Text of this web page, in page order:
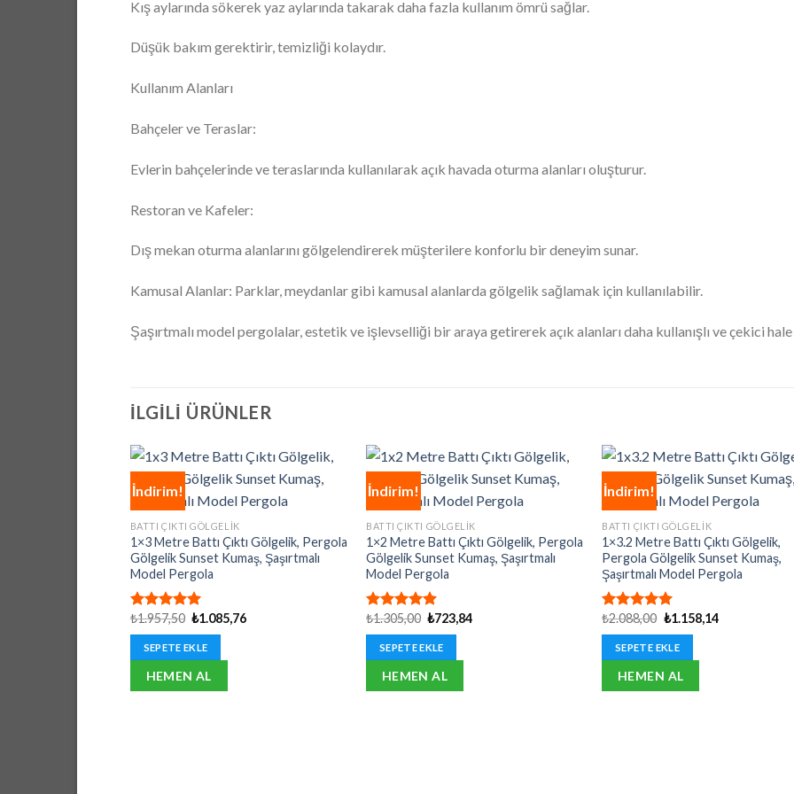
Kış aylarında sökerek yaz aylarında takarak daha fazla kullanım ömrü sağlar.
Düşük bakım gerektirir, temizliği kolaydır.
Kullanım Alanları
Bahçeler ve Teraslar:
Evlerin bahçelerinde ve teraslarında kullanılarak açık havada oturma alanları oluşturur.
Restoran ve Kafeler:
Dış mekan oturma alanlarını gölgelendirerek müşterilere konforlu bir deneyim sunar.
Kamusal Alanlar: Parklar, meydanlar gibi kamusal alanlarda gölgelik sağlamak için kullanılabilir.
Şaşırtmalı model pergolalar, estetik ve işlevselliği bir araya getirerek açık alanları daha kullanışlı ve çekici
İLGILI ÜRÜNLER
İndirim!
BATTI ÇIKTI GÖLGELIK
1×3 Metre Battı Çıktı Gölgelik, Pergola
Gölgelik Sunset Kumaş, Şaşırtmalı
Model Pergola
5 üzerinden
5.00oy
aldı
₺1.957,50 Orijinal
₺1.957,50.
₺1.085,76Şu
SEPETE EKLE
HEMEN AL
İndirim!
BATTI ÇIKTI GÖLGELIK
1×2 Metre Battı Çıktı Gölgelik, Pergola
Gölgelik Sunset Kumaş, Şaşırtmalı
Model Pergola
5 üzerinden
5.00oy
aldı
₺1.305,00 Orijinal
₺1.305,00.
₺723,84Şu
SEPETE EKLE
HEMEN AL
İndirim!
BATTI ÇIKTI GÖLGELIK
1×3.2 Metre Battı Çıktı Gölgelik,
Pergola Gölgelik Sunset Kumaş,
Şaşırtmalı Model Pergola
5 üzerinden
5.00oy
aldı
₺2.088,00 Orijinal
₺2.088,00.
₺1.158,14Şu
SEPETE EKLE
HEMEN AL